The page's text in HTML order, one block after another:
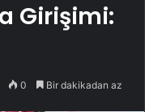
Girişimi:
0 Bir dakikadan az